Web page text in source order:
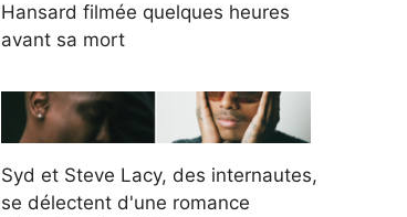
Hansard filmée quelques heures
avant sa mort
Syd et Steve Lacy, des internautes,
se délectent d'une romance